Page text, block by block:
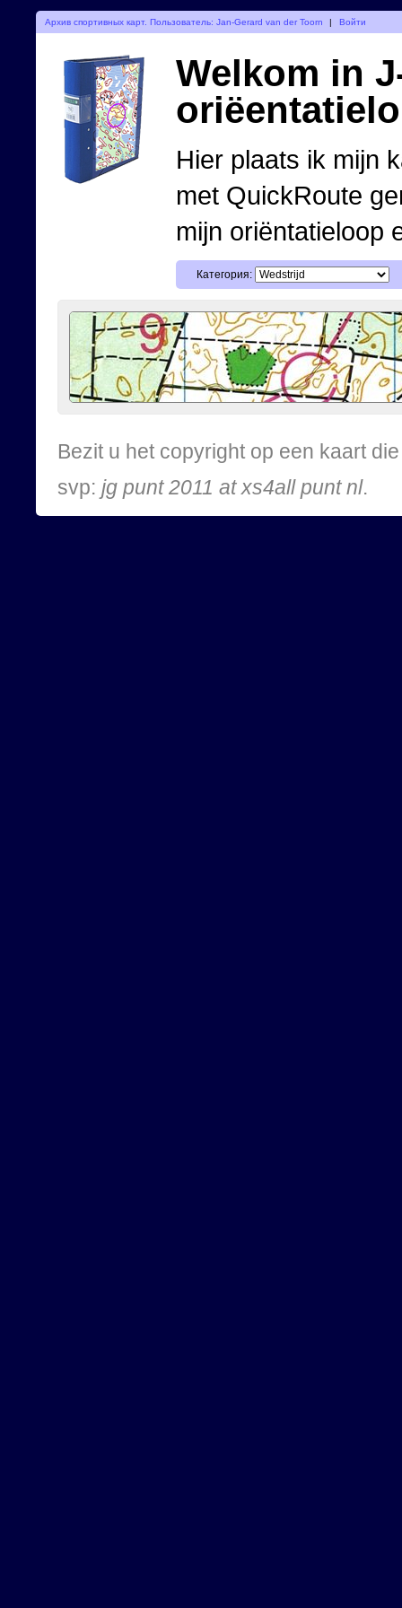
Архив спортивных карт. Пользователь: Jan-Gerard van der Toorn | Войти
Welkom in
Hier plaats ik mijn
met QuickRoute
mijn oriëntatieloop
Категория:
Bezit u het copyright op een kaart
svp: jg punt 2011 at xs4all punt nl.